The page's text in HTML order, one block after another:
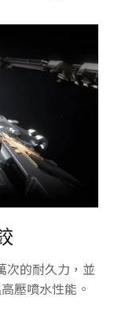
次的耐久力，並
壓噴水性能。